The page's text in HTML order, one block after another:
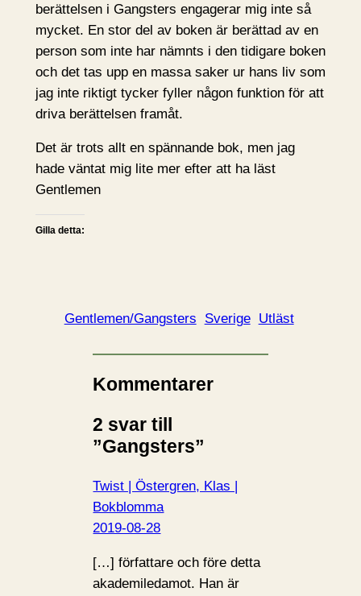
berättelsen i Gangsters engagerar mig inte så
mycket. En stor del av boken är berättad av en
person som inte har nämnts i den tidigare boken
och det tas upp en massa saker ur hans liv som
jag inte riktigt tycker fyller någon funktion för att
driva berättelsen framåt.
Det är trots allt en spännande bok, men jag
hade väntat mig lite mer efter att ha läst
Gentlemen
Gilla detta:
Gentlemen/Gangsters Sverige Utläst
Kommentarer
2 svar till
”Gangsters”
Twist | Östergren, Klas |
Bokblomma
2019-08-28
[…] författare och före detta
akademiledamot. Han är